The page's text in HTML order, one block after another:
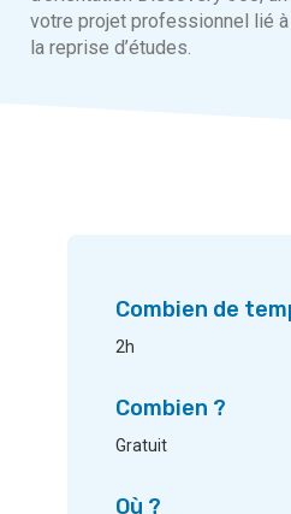
votre projet professionnel lié à
la reprise d’études.
Combien de
2h
Combien ?
Gratuit
Où ?